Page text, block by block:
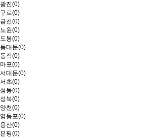
광진(0)
구로(0)
금천(0)
노원(0)
도봉(0)
동대문(0)
동작(0)
마포(0)
서대문(0)
서초(0)
성동(0)
성북(0)
양천(0)
영등포(0)
용산(0)
은평(0)